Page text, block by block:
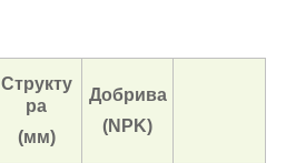
Структу
ра
(мм)
Добрива
(NPK)